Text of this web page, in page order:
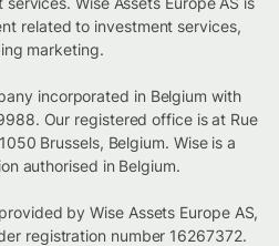
related to investment services,
marketing.
incorporated in Belgium with
Our registered office is at Rue
Brussels, Belgium. Wise is a
authorised in Belgium.
by Wise Assets Europe AS,
registration number 16267372.